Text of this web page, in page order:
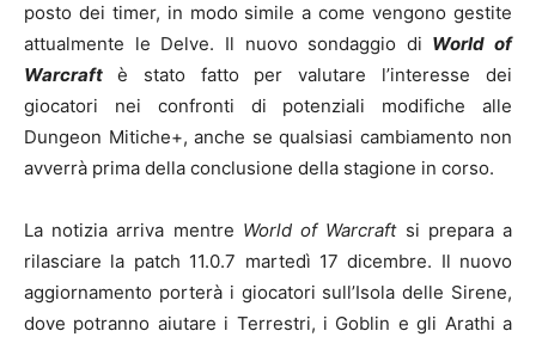
posto dei timer, in modo simile a come vengono gestite
attualmente le Delve. Il nuovo sondaggio di World of
Warcraft
è stato fatto per valutare l’interesse dei
giocatori nei confronti di potenziali modifiche alle
Dungeon Mitiche+, anche se qualsiasi cambiamento non
avverrà prima della conclusione della stagione in corso.
La notizia arriva mentre World of Warcraftsi prepara a
rilasciare la patch 11.0.7 martedì 17 dicembre. Il nuovo
aggiornamento porterà i giocatori sull’Isola delle Sirene,
dove potranno aiutare i Terrestri, i Goblin e gli Arathi a